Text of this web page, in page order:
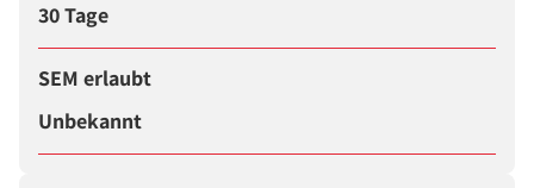
30 Tage
SEM erlaubt
Unbekannt